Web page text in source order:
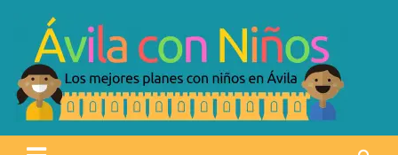
content
Ávila con niños